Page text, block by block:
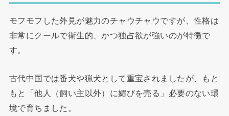
モフモフした外見が魅力のチャウチャウですが、性格は
非常にクールで衛生的、かつ独占欲が強いのが特徴で
す。
古代中国では番犬や猟犬として重宝されましたが、もと
もと「他人（飼い主以外）に媚びを売る」必要のない環
境で育ちました。